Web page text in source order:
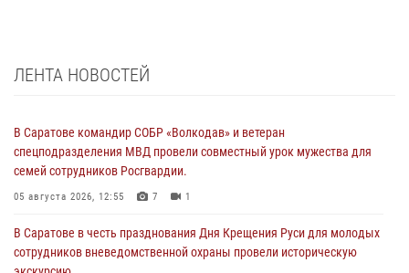
ЛЕНТА НОВОСТЕЙ
В Саратове командир СОБР «Волкодав» и ветеран
спецподразделения МВД провели совместный урок мужества для
семей сотрудников Росгвардии.
05 августа 2026, 12:55 7 1
В Саратове в честь празднования Дня Крещения Руси для молодых
сотрудников вневедомственной охраны провели историческую